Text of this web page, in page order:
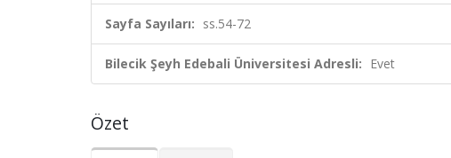
Sayfa Sayıları: ss.54-72
Bilecik Şeyh Edebali Üniversitesi Adresli: Evet
Özet